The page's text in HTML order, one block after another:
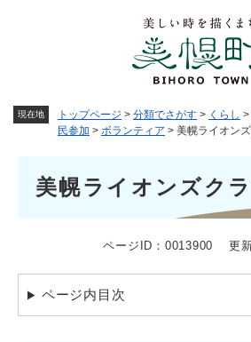
現在地 トップページ > 分類でさがす > くらし >
民参加 > ボランティア > 美幌ライオン
美幌ライオンズク
ページID：0013900 更
ページ内目次